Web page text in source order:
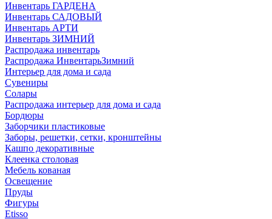
Инвентарь ГАРДЕНА
Инвентарь САДОВЫЙ
Инвентарь АРТИ
Инвентарь ЗИМНИЙ
Распродажа инвентарь
Распродажа ИнвентарьЗимний
Интерьер для дома и сада
Сувениры
Солары
Распродажа интерьер для дома и сада
Бордюры
Заборчики пластиковые
Заборы, решетки, сетки, кронштейны
Кашпо декоративные
Клеенка столовая
Мебель кованая
Освещение
Пруды
Фигуры
Etisso